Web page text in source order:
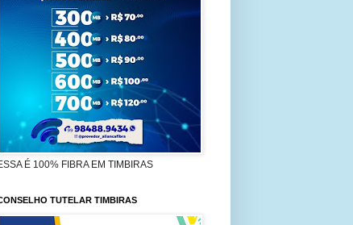
É 100% FIBRA EM TIMBIRAS
TUTELAR TIMBIRAS